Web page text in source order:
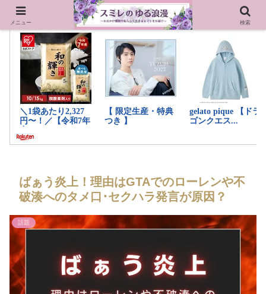
ばぁう炎上！理由はGTAでのローレンや不
破湊へのタメ口･セクハラ発言が原因？
話題
メニュー 検索